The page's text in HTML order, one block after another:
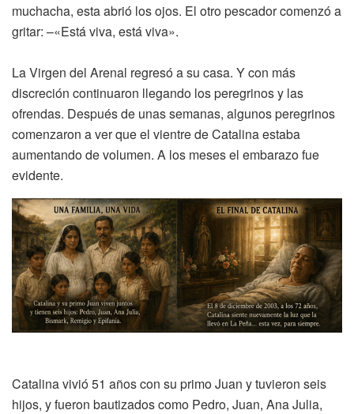
muchacha, esta abrió los ojos. El otro pescador comenzó a
gritar: –«Está viva, está viva».
La Virgen del Arenal regresó a su casa. Y con más
discreción continuaron llegando los peregrinos y las
ofrendas. Después de unas semanas, algunos peregrinos
comenzaron a ver que el vientre de Catalina estaba
aumentando de volumen. A los meses el embarazo fue
evidente.
Catalina vivió 51 años con su primo Juan y tuvieron seis
hijos, y fueron bautizados como Pedro, Juan, Ana Julia,